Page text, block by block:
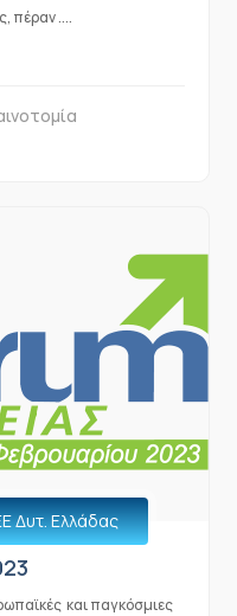
πέραν ....
Δυτ. Ελλάδας
και παγκόσμιες